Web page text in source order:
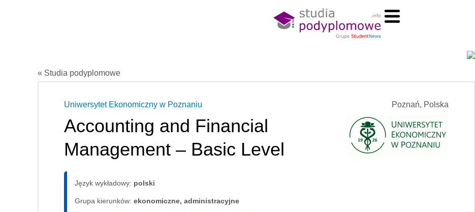
« Studia podyplomowe
Poznań, Polska
Uniwersytet Ekonomiczny w Poznaniu
Accounting and Financial
Management – Basic Level
Język wykładowy: polski
Grupa kierunków: ekonomiczne, administracyjne